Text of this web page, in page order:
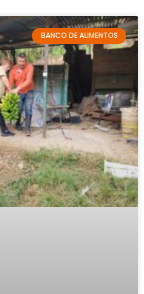
BANCO DE ALIMENTOS